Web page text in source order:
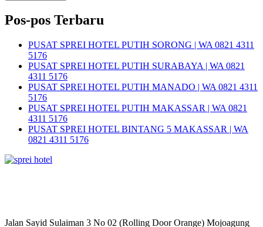
Pos-pos Terbaru
PUSAT SPREI HOTEL PUTIH SORONG | WA 0821 4311
5176
PUSAT SPREI HOTEL PUTIH SURABAYA | WA 0821
4311 5176
PUSAT SPREI HOTEL PUTIH MANADO | WA 0821 4311
5176
PUSAT SPREI HOTEL PUTIH MAKASSAR | WA 0821
4311 5176
PUSAT SPREI HOTEL BINTANG 5 MAKASSAR | WA
0821 4311 5176
Jalan Sayid Sulaiman 3 No 02 (Rolling Door Orange) Mojoagung